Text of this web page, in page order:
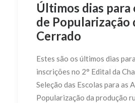
Últimos dias para
de Popularização
Cerrado
Estes são os últimos dias
inscrições no 2° Edital da
Seleção das Escolas para as
Popularização da produção